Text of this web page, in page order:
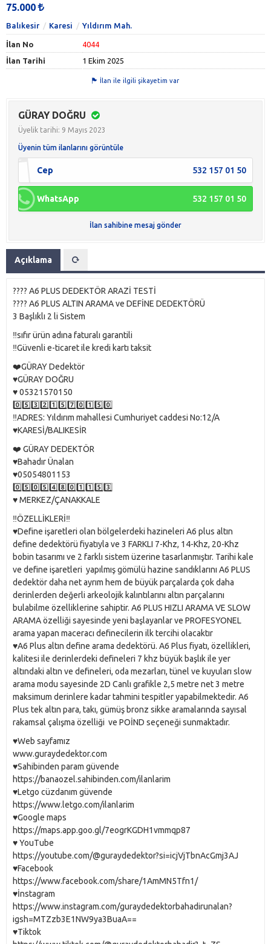
75.000
Balıkesir Karesi Yıldırım Mah.
İlan No
4044
İlan Tarihi
1 Ekim 2025
İlan ile ilgili şikayetim var
GÜRAY DOĞRU
Üyelik tarihi: 9 Mayıs 2023
Üyenin tüm ilanlarını görüntüle
Cep 532 157 01 50
WhatsApp 532 157 01 50
İlan sahibine mesaj gönder
Açıklama
???? A6 PLUS DEDEKTÖR ARAZİ TESTİ
???? A6 PLUS ALTIN ARAMA ve DEFİNE DEDEKTÖRÜ
3 Başlıklı 2 li Sistem
‼️sıfır ürün adına faturalı garantili
‼️Güvenli e-ticaret ile kredi kartı taksit
❤️GÜRAY Dedektör
♥️GÜRAY DOĞRU
♥️ 05321570150
0️⃣5️⃣3️⃣2️⃣1️⃣5️⃣7️⃣0️⃣1️⃣5️⃣0️⃣
‼️ADRES: Yıldırım mahallesi Cumhuriyet caddesi No:12/A
♥️KARESİ/BALIKESİR
❤️ GÜRAY DEDEKTÖR
♥️Bahadır Ünalan
♥️05054801153
0️⃣5️⃣0️⃣5️⃣4️⃣8️⃣0️⃣1️⃣1️⃣5️⃣3️⃣
♥️ MERKEZ/ÇANAKKALE
‼️ÖZELLİKLERİ‼️
♥️Define işaretleri olan bölgelerdeki hazineleri A6 plus altın
define dedektörü fiyatıyla ve 3 FARKLI 7-Khz, 14-Khz, 20-Khz
bobin tasarımı ve 2 farklı sistem üzerine tasarlanmıştır. Tarihi kale
ve define işaretleri yapılmış gömülü hazine sandıklarını A6 PLUS
dedektör daha net ayrım hem de büyük parçalarda çok daha
derinlerden değerli arkeolojik kalıntılarını altın parçalarını
bulabilme özelliklerine sahiptir. A6 PLUS HIZLI ARAMA VE SLOW
ARAMA özelliği sayesinde yeni başlayanlar ve PROFESYONEL
arama yapan maceracı definecilerin ilk tercihi olacaktır
♥️A6 Plus altın define arama dedektörü. A6 Plus fiyatı, özellikleri,
kalitesi ile derinlerdeki defineleri 7 khz büyük başlık ile yer
altındaki altın ve defineleri, oda mezarları, tünel ve kuyuları slow
arama modu sayesinde 2D Canlı grafikle 2,5 metre net 3 metre
maksimum derinlere kadar tahmini tespitler yapabilmektedir. A6
Plus tek altın para, takı, gümüş bronz sikke aramalarında sayısal
rakamsal çalışma özelliği ve POİND seçeneği sunmaktadır.
♥️Web sayfamız
www.guraydedektor.com
♥️Sahibinden param güvende
https://banaozel.sahibinden.com/ilanlarim
♥️Letgo cüzdanım güvende
https://www.letgo.com/ilanlarim
♥️Google maps
https://maps.app.goo.gl/7eogrKGDH1vmmqp87
♥️ YouTube
https://youtube.com/@guraydedektor?si=icjVjTbnAcGmj3AJ
♥️Facebook
https://www.facebook.com/share/1AmMN5Tfn1/
♥️İnstagram
https://www.instagram.com/guraydedektorbahadirunalan?
igsh=MTZzb3E1NW9ya3BuaA==
♥️Tiktok